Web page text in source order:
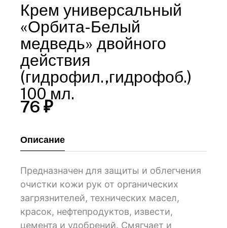
Крем универсальный
«Орбита-Белый
медведь» двойного
действия
(гидрофил.,гидрофоб.)
100 мл.
76 ₽
Описание
Предназначен для защиты и облегчения
очистки кожи рук от органических
загрязнителей, технических масел,
красок, нефтепродуктов, извести,
цемента и удобрений. Смягчает и